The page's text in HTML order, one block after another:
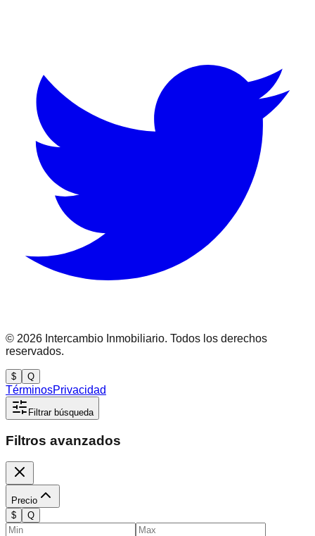
© 2026 Intercambio Inmobiliario. Todos los derechos
reservados.
$ Q
TérminosPrivacidad
Filtrar búsqueda
Filtros avanzados
Precio
$
Q